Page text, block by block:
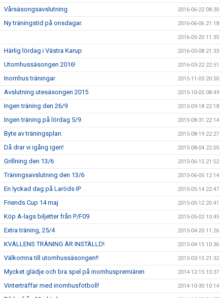
Vårsäsongsavslutning 2016-06-22 08:30
Ny träningstid på onsdagar. 2016-06-06 21:18
2016-05-20 11:35
Härlig lördag i Västra Karup 2016-05-08 21:33
Utomhussäsongen 2016! 2016-03-22 22:51
Inomhus träningar 2015-11-03 20:50
Avslutning utesäsongen 2015 2015-10-05 08:49
Ingen träning den 26/9 2015-09-18 22:18
Ingen träning på lördag 5/9. 2015-08-31 22:14
Byte av träningsplan. 2015-08-19 22:27
Då drar vi igång igen! 2015-08-04 22:05
Grillning den 13/6 2015-06-15 21:52
Träningsavslutning den 13/6 2015-06-05 12:14
En lyckad dag på Laröds IP 2015-05-14 22:47
Friends Cup 14 maj 2015-05-12 20:41
Köp A-lags biljetter från P/F09 2015-05-02 10:45
Extra träning, 25/4 2015-04-20 11:26
KVÄLLENS TRÄNING ÄR INSTÄLLD! 2015-04-15 10:36
Välkomna till utomhussäsongen!! 2015-03-15 21:32
Mycket glädje och bra spel på inomhuspremiären 2014-12-15 10:37
Vinterträffar med inomhusfotboll! 2014-10-30 10:14